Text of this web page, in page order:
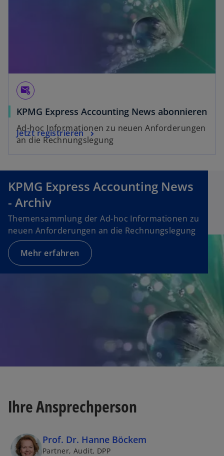
n
e
g
e
r
r
t
ö
f
f
n
e
t
attach_email
KPMG Express Accounting News abonnieren
Ad-hoc Informationen zu neuen Anforderungen
an die Rechnungslegung
Jetzt registrieren
KPMG Express Accounting News
- Archiv
Themensammlung der Ad-hoc Informationen zu
neuen Anforderungen an die Rechnungslegung
Mehr erfahren
Ihre Ansprechperson
Prof. Dr. Hanne Böckem
Partner, Audit, DPP